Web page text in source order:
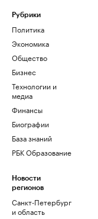
Рубрики
Политика
Экономика
Общество
Бизнес
Технологии и
медиа
Финансы
Биографии
База знаний
РБК Образование
Новости
регионов
Санкт-Петербург
и область